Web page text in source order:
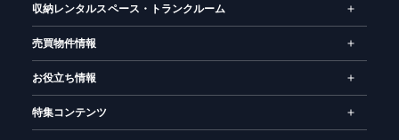
収納レンタルスペース・トランクルーム
売買物件情報
お役立ち情報
特集コンテンツ